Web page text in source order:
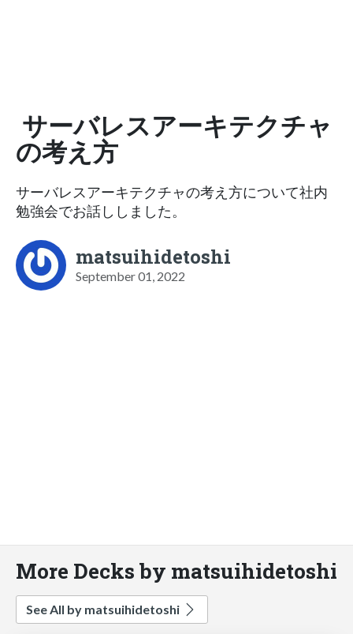
サーバレスアーキテクチャ
の考え方
サーバレスアーキテクチャの考え方について社内
勉強会でお話ししました。
matsuihidetoshi
September 01, 2022
More Decks by matsuihidetoshi
See All by matsuihidetoshi